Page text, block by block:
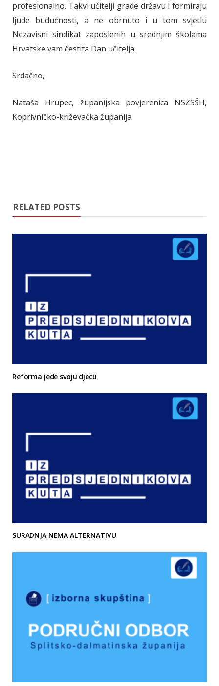
profesionalno. Takvi učitelji grade državu i formiraju
ljude budućnosti, a ne obrnuto i u tom svjetlu
Nezavisni sindikat zaposlenih u srednjim školama
Hrvatske vam čestita Dan učitelja.
Srdačno,
Nataša Hrupec, županijska povjerenica NSZSŠH,
Koprivničko-križevačka županija
RELATED POSTS
Reforma jede svoju djecu
SURADNJA NEMA ALTERNATIVU